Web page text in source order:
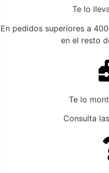
Te lo
En pedidos superiores a
en el resto
Te lo
Consulta